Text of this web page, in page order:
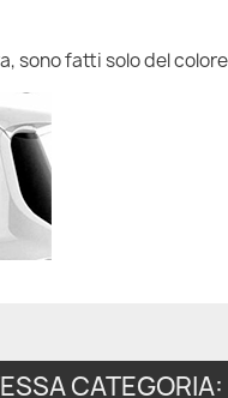
sono fatti solo del
CATEGORIA: